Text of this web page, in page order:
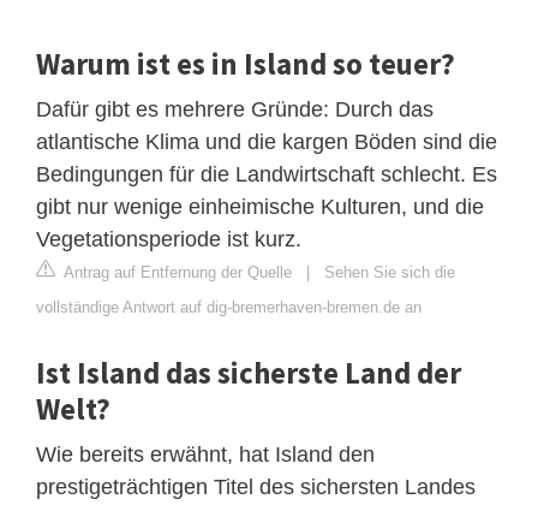
Warum ist es in Island so teuer?
Dafür gibt es mehrere Gründe: Durch das
atlantische Klima und die kargen Böden sind die
Bedingungen für die Landwirtschaft schlecht. Es
gibt nur wenige einheimische Kulturen, und die
Vegetationsperiode ist kurz.
Antrag auf Entfernung der Quelle | Sehen Sie sich die
vollständige Antwort auf dig-bremerhaven-bremen.de an
Ist Island das sicherste Land der
Welt?
Wie bereits erwähnt, hat Island den
prestigeträchtigen Titel des sichersten Landes